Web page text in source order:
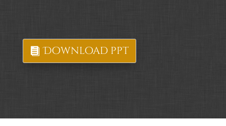
Download ppt